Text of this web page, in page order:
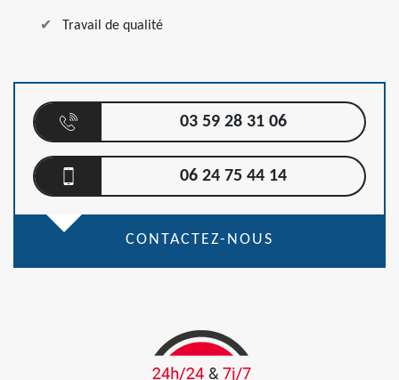
Travail de qualité
03 59 28 31 06
06 24 75 44 14
CONTACTEZ-NOUS